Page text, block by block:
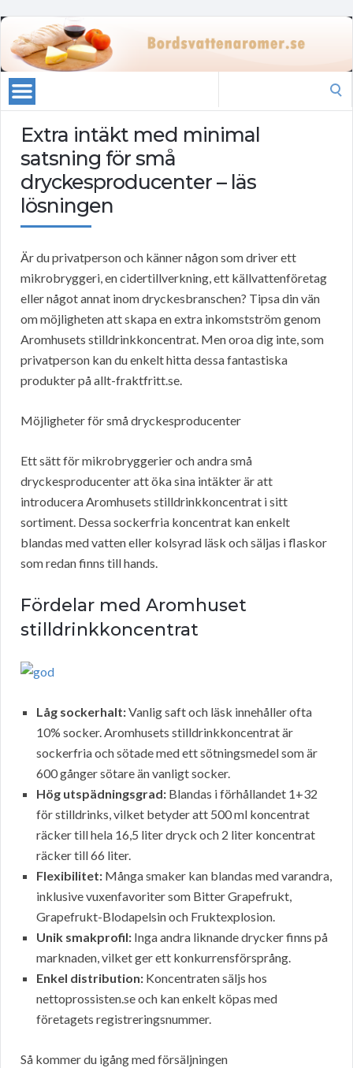
Extra intäkt med minimal
satsning för små
dryckesproducenter – läs
lösningen
Är du privatperson och känner någon som driver ett
mikrobryggeri, en cidertillverkning, ett källvattenföretag
eller något annat inom dryckesbranschen? Tipsa din vän
om möjligheten att skapa en extra inkomstström genom
Aromhusets stilldrinkkoncentrat. Men oroa dig inte, som
privatperson kan du enkelt hitta dessa fantastiska
produkter på allt-fraktfritt.se.
Möjligheter för små dryckesproducenter
Ett sätt för mikrobryggerier och andra små
dryckesproducenter att öka sina intäkter är att
introducera Aromhusets stilldrinkkoncentrat i sitt
sortiment. Dessa sockerfria koncentrat kan enkelt
blandas med vatten eller kolsyrad läsk och säljas i flaskor
som redan finns till hands.
Fördelar med Aromhuset
stilldrinkkoncentrat
Låg sockerhalt:Vanlig saft och läsk innehåller ofta
10% socker. Aromhusets stilldrinkkoncentrat är
sockerfria och sötade med ett sötningsmedel som är
600 gånger sötare än vanligt socker.
Hög utspädningsgrad: Blandas i förhållandet 1+32
för stilldrinks, vilket betyder att 500 ml koncentrat
räcker till hela 16,5 liter dryck och 2 liter koncentrat
räcker till 66 liter.
Flexibilitet: Många smaker kan blandas med varandra,
inklusive vuxenfavoriter som Bitter Grapefrukt,
Grapefrukt-Blodapelsin och Fruktexplosion.
Unik smakprofil: Inga andra liknande drycker finns på
marknaden, vilket ger ett konkurrensförsprång.
Enkel distribution: Koncentraten säljs hos
nettoprossisten.se och kan enkelt köpas med
företagets registreringsnummer.
Så kommer du igång med försäljningen